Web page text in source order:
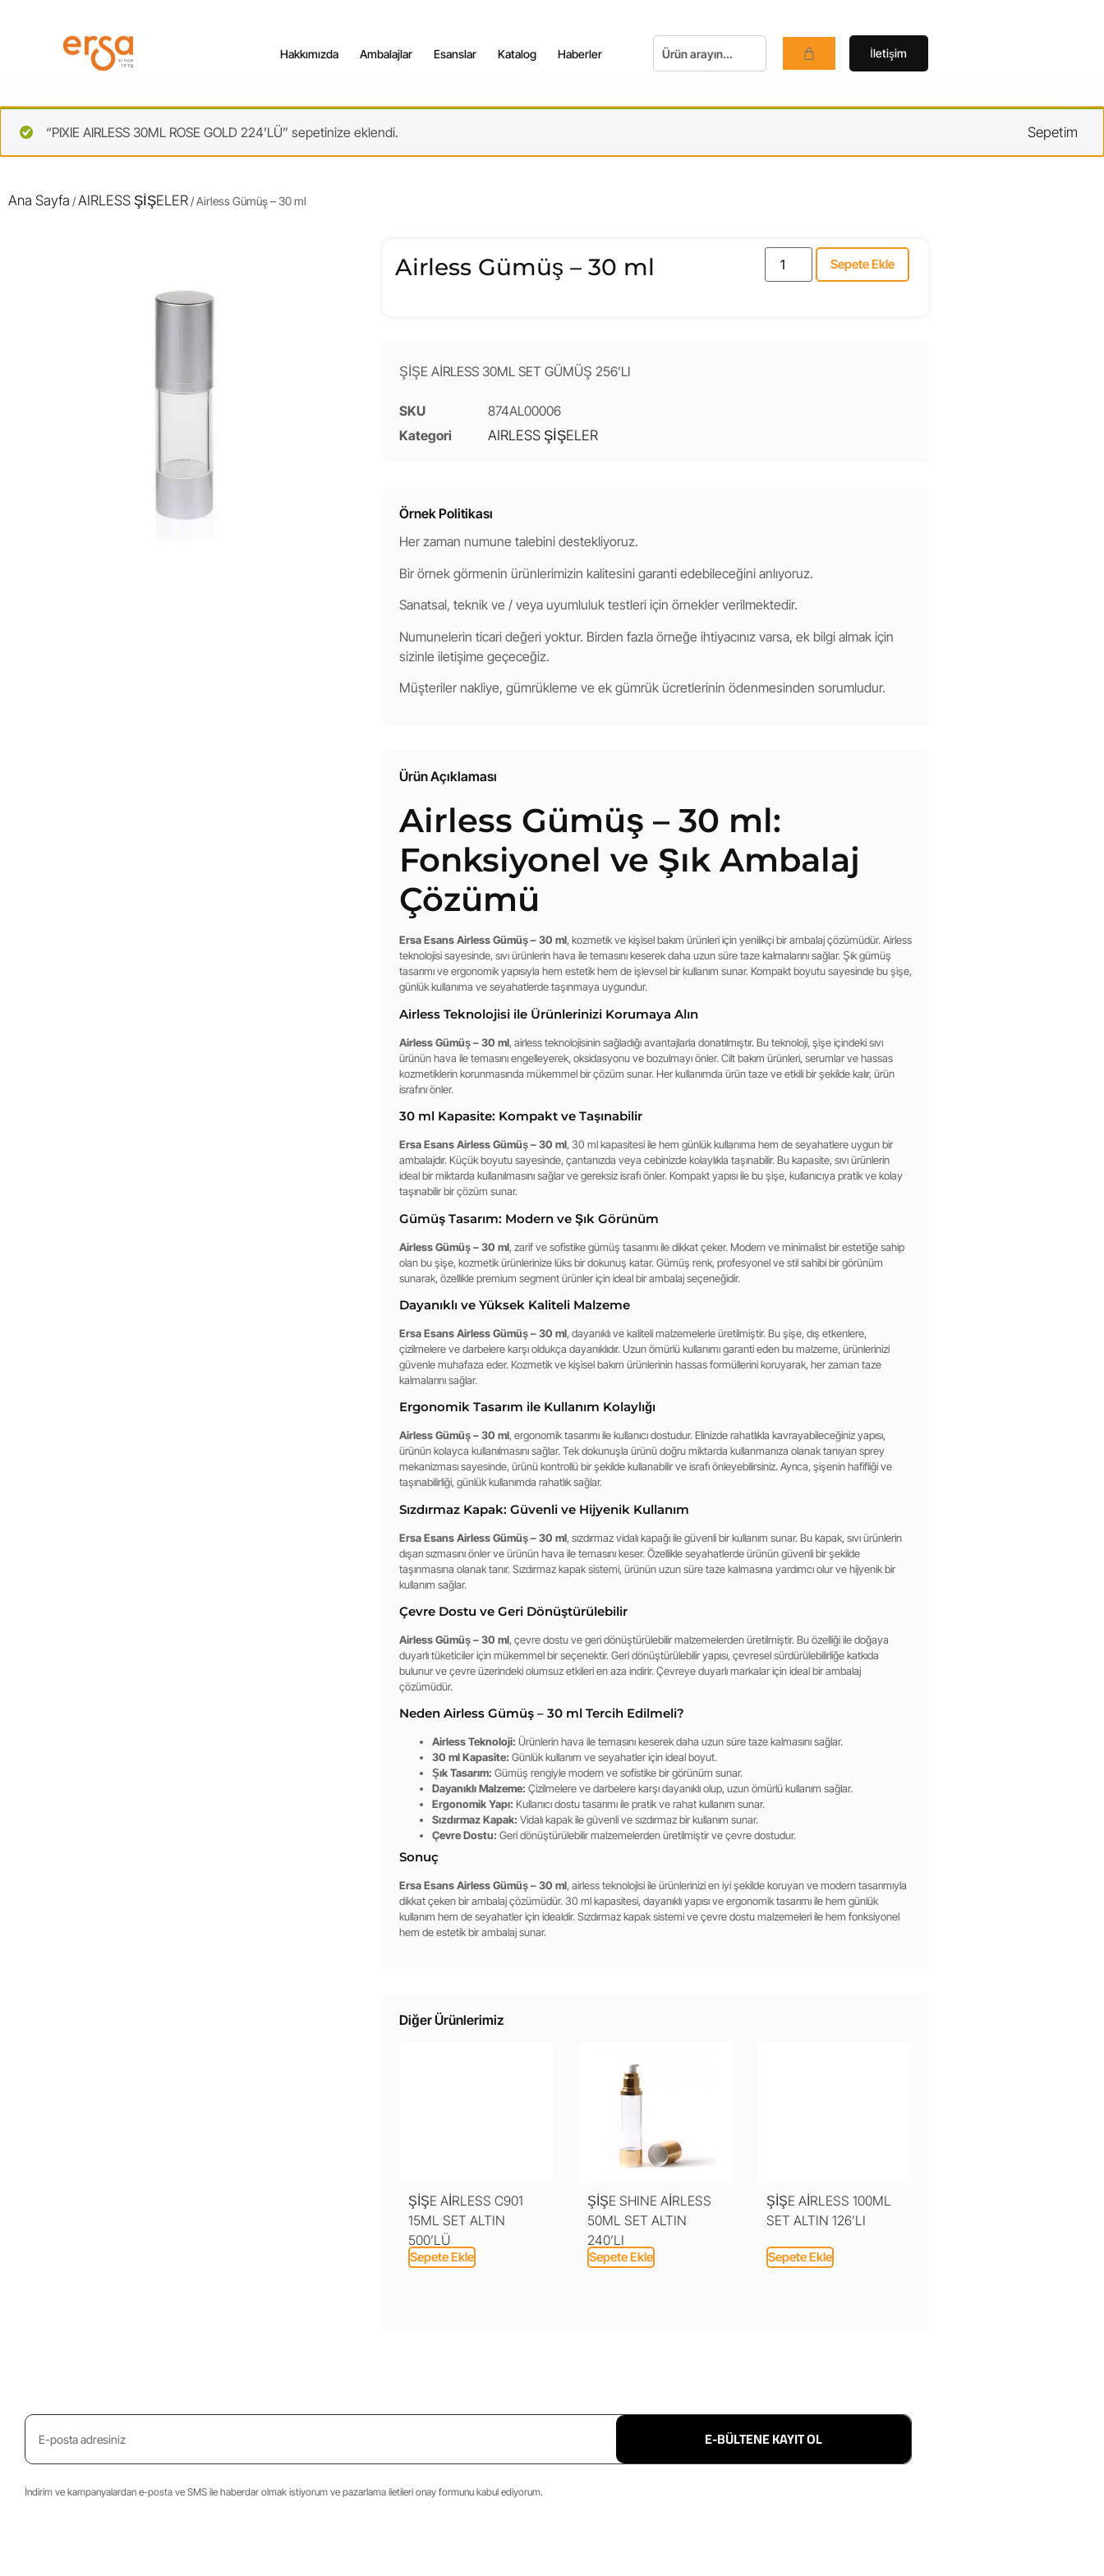
Hakkımızda Ambalajlar Esanslar Katalog Haberler İletişim
“PIXIE AIRLESS 30ML ROSE GOLD 224’LÜ” sepetinize eklendi. Sepetim
Ana Sayfa /AIRLESS ŞİŞELER/ Airless Gümüş – 30 ml
Airless Gümüş – 30 ml Sepete Ekle
ŞİŞE AİRLESS 30ML SET GÜMÜŞ 256’LI
SKU
874AL00006
Kategori
AIRLESS ŞİŞELER
Örnek Politikası
Her zaman numune talebini destekliyoruz.
Bir örnek görmenin ürünlerimizin kalitesini garanti edebileceğini anlıyoruz.
Sanatsal, teknik ve / veya uyumluluk testleri için örnekler verilmektedir.
Numunelerin ticari değeri yoktur. Birden fazla örneğe ihtiyacınız varsa, ek bilgi almak için
sizinle iletişime geçeceğiz.
Müşteriler nakliye, gümrükleme ve ek gümrük ücretlerinin ödenmesinden sorumludur.
Ürün Açıklaması
Airless Gümüş – 30 ml:
Fonksiyonel ve Şık Ambalaj
Çözümü
Ersa Esans Airless Gümüş – 30 ml, kozmetik ve kişisel bakım ürünleri için yenilikçi bir ambalaj çözümüdür. Airless
teknolojisi sayesinde, sıvı ürünlerin hava ile temasını keserek daha uzun süre taze kalmalarını sağlar. Şık gümüş
tasarımı ve ergonomik yapısıyla hem estetik hem de işlevsel bir kullanım sunar. Kompakt boyutu sayesinde bu şişe,
günlük kullanıma ve seyahatlerde taşınmaya uygundur.
Airless Teknolojisi ile Ürünlerinizi Korumaya Alın
Airless Gümüş – 30 ml, airless teknolojisinin sağladığı avantajlarla donatılmıştır. Bu teknoloji, şişe içindeki sıvı
ürünün hava ile temasını engelleyerek, oksidasyonu ve bozulmayı önler. Cilt bakım ürünleri, serumlar ve hassas
kozmetiklerin korunmasında mükemmel bir çözüm sunar. Her kullanımda ürün taze ve etkili bir şekilde kalır, ürün
israfını önler.
30 ml Kapasite: Kompakt ve Taşınabilir
Ersa Esans Airless Gümüş – 30 ml, 30 ml kapasitesi ile hem günlük kullanıma hem de seyahatlere uygun bir
ambalajdır. Küçük boyutu sayesinde, çantanızda veya cebinizde kolaylıkla taşınabilir. Bu kapasite, sıvı ürünlerin
ideal bir miktarda kullanılmasını sağlar ve gereksiz israfı önler. Kompakt yapısı ile bu şişe, kullanıcıya pratik ve kolay
taşınabilir bir çözüm sunar.
Gümüş Tasarım: Modern ve Şık Görünüm
Airless Gümüş – 30 ml, zarif ve sofistike gümüş tasarımı ile dikkat çeker. Modern ve minimalist bir estetiğe sahip
olan bu şişe, kozmetik ürünlerinize lüks bir dokunuş katar. Gümüş renk, profesyonel ve stil sahibi bir görünüm
sunarak, özellikle premium segment ürünler için ideal bir ambalaj seçeneğidir.
Dayanıklı ve Yüksek Kaliteli Malzeme
Ersa Esans Airless Gümüş – 30 ml, dayanıklı ve kaliteli malzemelerle üretilmiştir. Bu şişe, dış etkenlere,
çizilmelere ve darbelere karşı oldukça dayanıklıdır. Uzun ömürlü kullanımı garanti eden bu malzeme, ürünlerinizi
güvenle muhafaza eder. Kozmetik ve kişisel bakım ürünlerinin hassas formüllerini koruyarak, her zaman taze
kalmalarını sağlar.
Ergonomik Tasarım ile Kullanım Kolaylığı
Airless Gümüş – 30 ml, ergonomik tasarımı ile kullanıcı dostudur. Elinizde rahatlıkla kavrayabileceğiniz yapısı,
ürünün kolayca kullanılmasını sağlar. Tek dokunuşla ürünü doğru miktarda kullanmanıza olanak tanıyan sprey
mekanizması sayesinde, ürünü kontrollü bir şekilde kullanabilir ve israfı önleyebilirsiniz. Ayrıca, şişenin hafifliği ve
taşınabilirliği, günlük kullanımda rahatlık sağlar.
Sızdırmaz Kapak: Güvenli ve Hijyenik Kullanım
Ersa Esans Airless Gümüş – 30 ml, sızdırmaz vidalı kapağı ile güvenli bir kullanım sunar. Bu kapak, sıvı ürünlerin
dışarı sızmasını önler ve ürünün hava ile temasını keser. Özellikle seyahatlerde ürünün güvenli bir şekilde
taşınmasına olanak tanır. Sızdırmaz kapak sistemi, ürünün uzun süre taze kalmasına yardımcı olur ve hijyenik bir
kullanım sağlar.
Çevre Dostu ve Geri Dönüştürülebilir
Airless Gümüş – 30 ml, çevre dostu ve geri dönüştürülebilir malzemelerden üretilmiştir. Bu özelliği ile doğaya
duyarlı tüketiciler için mükemmel bir seçenektir. Geri dönüştürülebilir yapısı, çevresel sürdürülebilirliğe katkıda
bulunur ve çevre üzerindeki olumsuz etkileri en aza indirir. Çevreye duyarlı markalar için ideal bir ambalaj
çözümüdür.
Neden Airless Gümüş – 30 ml Tercih Edilmeli?
Airless Teknoloji: Ürünlerin hava ile temasını keserek daha uzun süre taze kalmasını sağlar.
30 ml Kapasite: Günlük kullanım ve seyahatler için ideal boyut.
Şık Tasarım: Gümüş rengiyle modern ve sofistike bir görünüm sunar.
Dayanıklı Malzeme: Çizilmelere ve darbelere karşı dayanıklı olup, uzun ömürlü kullanım sağlar.
Ergonomik Yapı: Kullanıcı dostu tasarımı ile pratik ve rahat kullanım sunar.
Sızdırmaz Kapak: Vidalı kapak ile güvenli ve sızdırmaz bir kullanım sunar.
Çevre Dostu: Geri dönüştürülebilir malzemelerden üretilmiştir ve çevre dostudur.
Sonuç
Ersa Esans Airless Gümüş – 30 ml, airless teknolojisi ile ürünlerinizi en iyi şekilde koruyan ve modern tasarımıyla
dikkat çeken bir ambalaj çözümüdür. 30 ml kapasitesi, dayanıklı yapısı ve ergonomik tasarımı ile hem günlük
kullanım hem de seyahatler için idealdir. Sızdırmaz kapak sistemi ve çevre dostu malzemeleri ile hem fonksiyonel
hem de estetik bir ambalaj sunar.
Diğer Ürünlerimiz
ŞİŞE AİRLESS C901
15ML SET ALTIN
500’LÜ
Sepete Ekle
ŞİŞE SHINE AİRLESS
50ML SET ALTIN
240’LI
Sepete Ekle
ŞİŞE AİRLESS 100ML
SET ALTIN 126’LI
Sepete Ekle
E-BÜLTENE KAYIT OL
İndirim ve kampanyalardan e-posta ve SMS ile haberdar olmak istiyorum ve pazarlama iletileri onay formunu kabul ediyorum.